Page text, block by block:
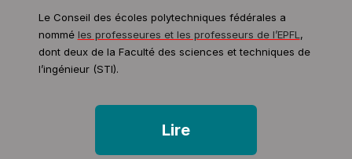
Le Conseil des écoles polytechniques fédérales a
nommé les professeures et les professeurs de l’EPFL ,
dont deux de la Faculté des sciences et techniques de
l’ingénieur (STI).
Lire